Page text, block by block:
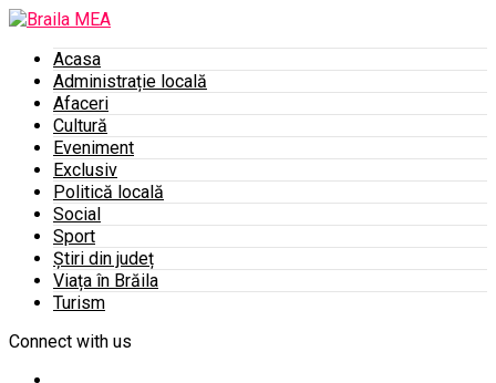
Acasa
Administrație locală
Afaceri
Cultură
Eveniment
Exclusiv
Politică locală
Social
Sport
Știri din județ
Viața în Brăila
Turism
Connect with us